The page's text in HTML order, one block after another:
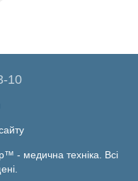
10
- медична техніка. Всі